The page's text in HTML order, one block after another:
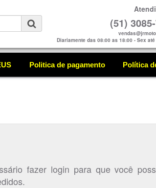
(51)
Diariamente das 08:00 as 18:00 - Sex
Politica de pagamento Política
fazer login para que você